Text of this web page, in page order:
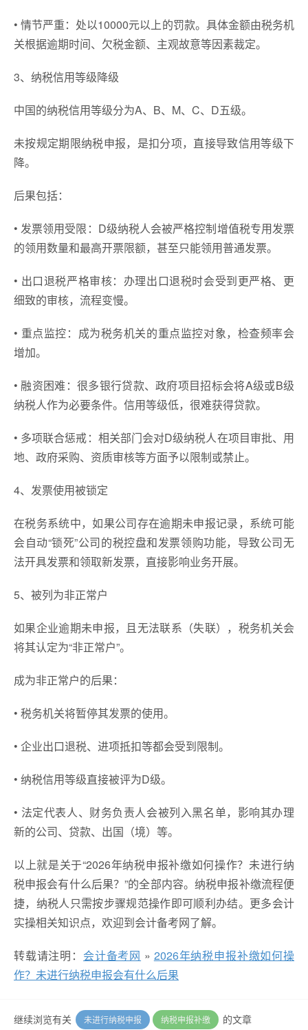
• 情节严重：处以10000元以上的罚款。具体金额由税务机
关根据逾期时间、欠税金额、主观故意等因素裁定。
3、纳税信用等级降级
中国的纳税信用等级分为A、B、M、C、D五级。
未按规定期限纳税申报，是扣分项，直接导致信用等级下
降。
后果包括：
• 发票领用受限：D级纳税人会被严格控制增值税专用发票
的领用数量和最高开票限额，甚至只能领用普通发票。
• 出口退税严格审核：办理出口退税时会受到更严格、更
细致的审核，流程变慢。
• 重点监控：成为税务机关的重点监控对象，检查频率会
增加。
• 融资困难：很多银行贷款、政府项目招标会将A级或B级
纳税人作为必要条件。信用等级低，很难获得贷款。
• 多项联合惩戒：相关部门会对D级纳税人在项目审批、用
地、政府采购、资质审核等方面予以限制或禁止。
4、发票使用被锁定
在税务系统中，如果公司存在逾期未申报记录，系统可能
会自动“锁死”公司的税控盘和发票领购功能，导致公司无
法开具发票和领取新发票，直接影响业务开展。
5、被列为非正常户
如果企业逾期未申报，且无法联系（失联），税务机关会
将其认定为“非正常户”。
成为非正常户的后果：
• 税务机关将暂停其发票的使用。
• 企业出口退税、进项抵扣等都会受到限制。
• 纳税信用等级直接被评为D级。
• 法定代表人、财务负责人会被列入黑名单，影响其办理
新的公司、贷款、出国（境）等。
以上就是关于“2026年纳税申报补缴如何操作？未进行纳
税申报会有什么后果？”的全部内容。纳税申报补缴流程便
捷，纳税人只需按步骤规范操作即可顺利办结。更多会计
实操相关知识点，欢迎到会计备考网了解。
转载请注明： 会计备考网 » 2026年纳税申报补缴如何操
作？未进行纳税申报会有什么后果
继续浏览有关 未进行纳税申报 纳税申报补缴 的文章